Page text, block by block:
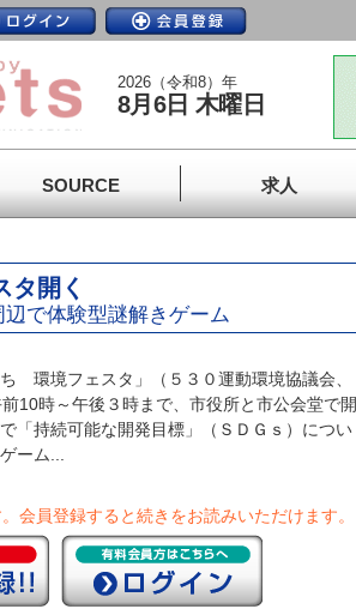
2026（令和8）年
8月6日 木曜日
SOURCE 求人
タ開く
で体験型謎解きゲーム
環境フェスタ」（５３０運動環境協議会、
10時～午後３時まで、市役所と市公会堂で開
「持続可能な開発目標」（ＳＤＧｓ）につい
ーム...
会員登録すると続きをお読みいただけます。